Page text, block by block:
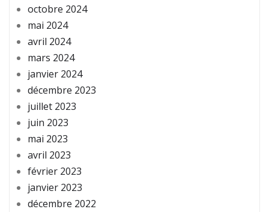
octobre 2024
mai 2024
avril 2024
mars 2024
janvier 2024
décembre 2023
juillet 2023
juin 2023
mai 2023
avril 2023
février 2023
janvier 2023
décembre 2022